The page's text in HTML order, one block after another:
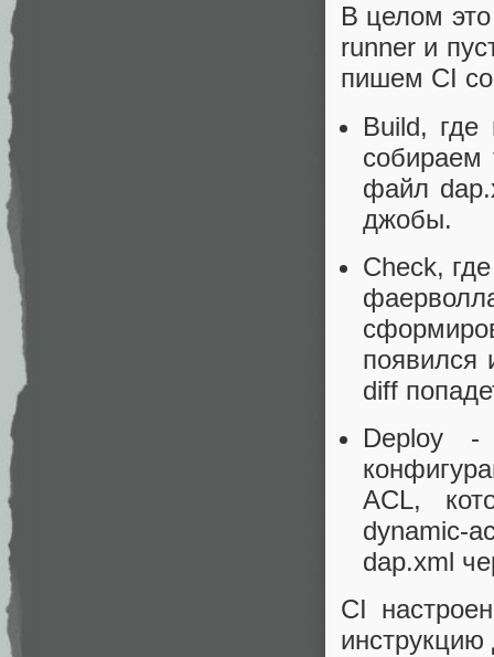
В целом
runner и
пишем CI
Build,
собираем
файл
джобы.
Check,
появился
diff
Deploy
ACL,
dynamic-
dap.xml
CI